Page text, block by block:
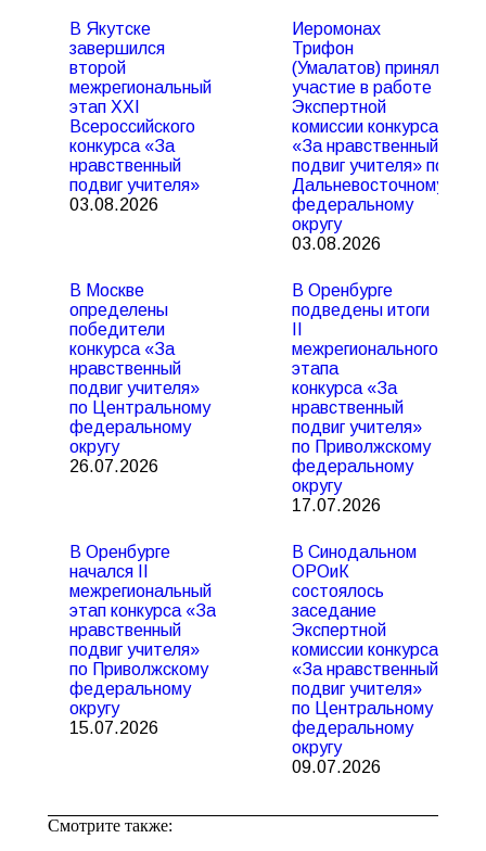
В Якутске
завершился
второй
межрегиональный
этап XXI
Всероссийского
конкурса «За
нравственный
подвиг учителя»
03.08.2026
Иеромонах
Трифон
(Умалатов) принял
участие в работе
Экспертной
комиссии конкурса
«За нравственный
подвиг учителя» по
Дальневосточному
федеральному
округу
03.08.2026
В Москве
определены
победители
конкурса «За
нравственный
подвиг учителя»
по Центральному
федеральному
округу
26.07.2026
В Оренбурге
подведены итоги
межрегионального
этапа
конкурса «За
нравственный
подвиг учителя»
по Приволжскому
федеральному
округу
17.07.2026
В Оренбурге
начался II
межрегиональный
этап конкурса «За
нравственный
подвиг учителя»
по Приволжскому
федеральному
округу
15.07.2026
В Синодальном
ОРОиК
состоялось
заседание
Экспертной
комиссии конкурса
«За нравственный
подвиг учителя»
по Центральному
федеральному
округу
09.07.2026
Смотрите также: